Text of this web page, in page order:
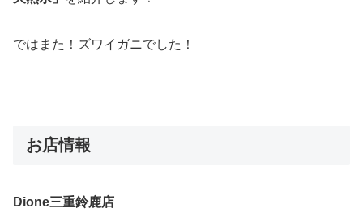
ではまた！ズワイガニでした！
お店情報
Dione三重鈴鹿店